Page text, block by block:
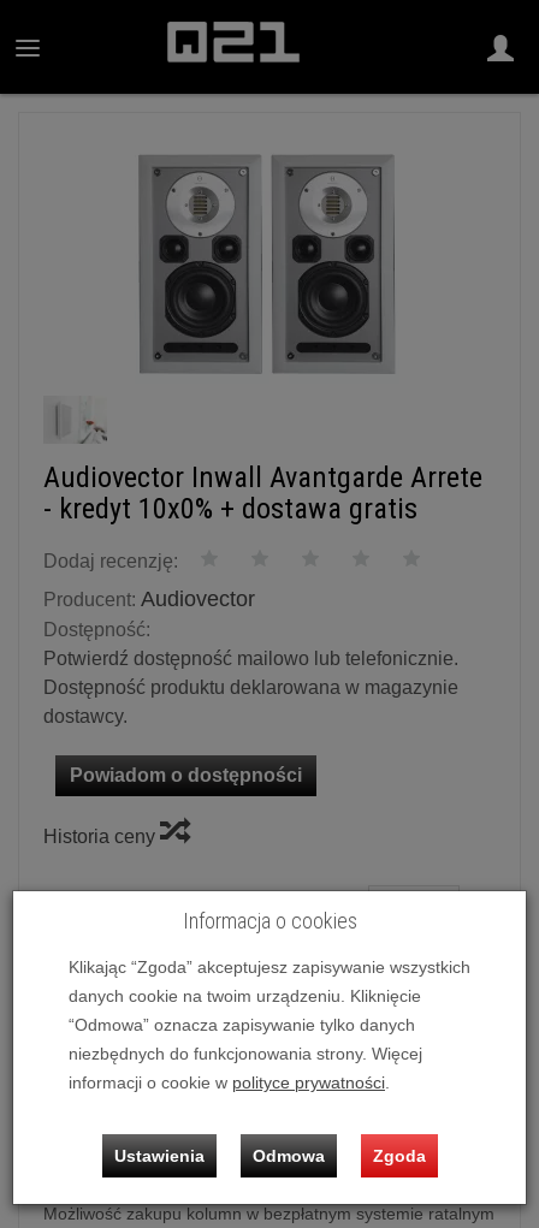
Audiovector Inwall Avantgarde Arrete
- kredyt 10x0% + dostawa gratis
Dodaj recenzję:
Producent: Audiovector
Dostępność:
Potwierdź dostępność mailowo lub telefonicznie.
Dostępność produktu deklarowana w magazynie
dostawcy.
Powiadom o dostępności
Historia ceny
dodaj do koszyka
Kolumna montażowa Audiovector Inwall Avantgarde Arrete
Możliwość zakupu kolumn w bezpłatnym systemie ratalnym
Informacja o cookies
Klikając “Zgoda” akceptujesz zapisywanie wszystkich
danych cookie na twoim urządzeniu. Kliknięcie
“Odmowa” oznacza zapisywanie tylko danych
niezbędnych do funkcjonowania strony. Więcej
informacji o cookie w polityce prywatności
Ustawienia Odmowa Zgoda